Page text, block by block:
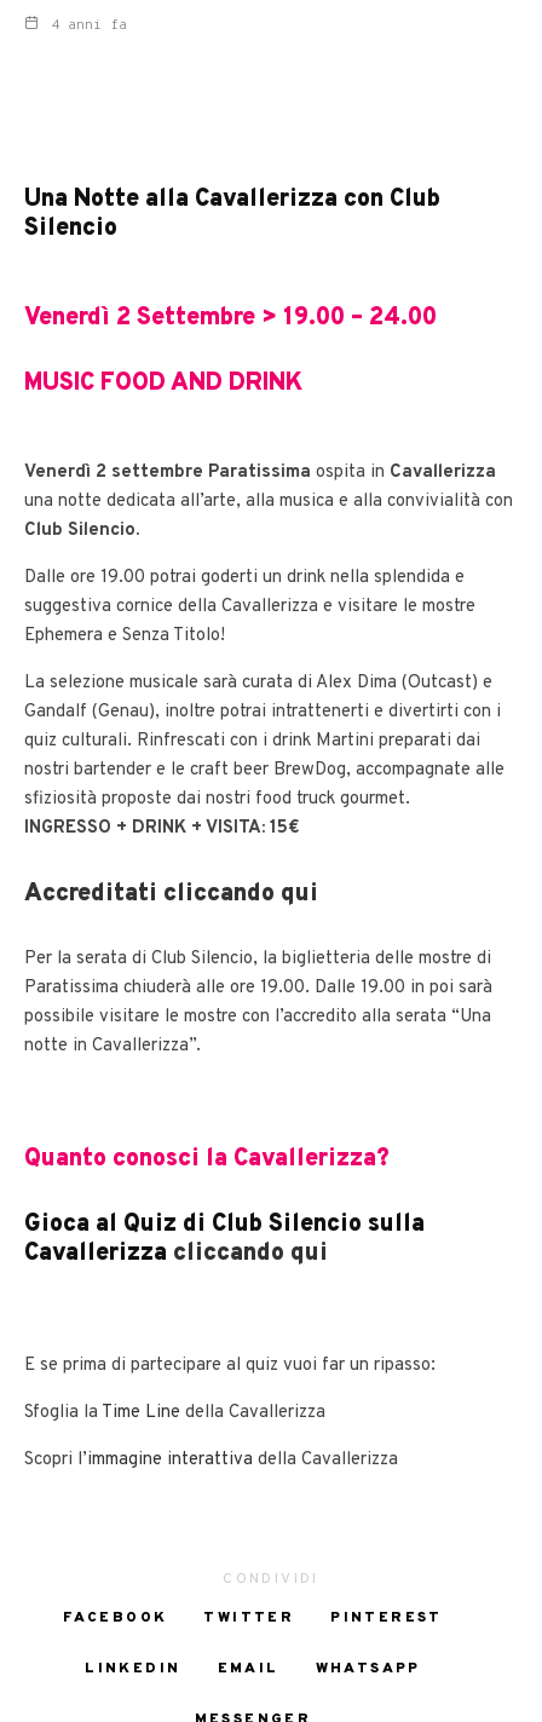
4 anni fa
Una Notte alla Cavallerizza con Club
Silencio
Venerdì 2 Settembre > 19.00 – 24.00
MUSIC FOOD AND DRINK
Venerdì 2 settembre Paratissima ospita in Cavallerizza
una notte dedicata all’arte, alla musica e alla convivialità con
Club Silencio.
Dalle ore 19.00 potrai goderti un drink nella splendida e
suggestiva cornice della Cavallerizza e visitare le mostre
Ephemera e Senza Titolo!
La selezione musicale sarà curata di Alex Dima (Outcast) e
Gandalf (Genau), inoltre potrai intrattenerti e divertirti con i
quiz culturali. Rinfrescati con i drink Martini preparati dai
nostri bartender e le craft beer BrewDog, accompagnate alle
sfiziosità proposte dai nostri food truck gourmet.
INGRESSO + DRINK + VISITA: 15€
Accreditati cliccando qui
Per la serata di Club Silencio, la biglietteria delle mostre di
Paratissima chiuderà alle ore 19.00. Dalle 19.00 in poi sarà
possibile visitare le mostre con l’accredito alla serata “Una
notte in Cavallerizza”.
Quanto conosci la Cavallerizza?
Gioca al Quiz di Club Silencio sulla
Cavallerizza cliccando qui
E se prima di partecipare al quiz vuoi far un ripasso:
Sfoglia la Time Line della Cavallerizza
Scopri l’immagine interattiva della Cavallerizza
CONDIVIDI
FACEBOOK
TWITTER PINTEREST
LINKEDIN EMAIL WHATSAPP